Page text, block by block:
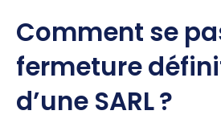
Comment se
fermeture
d’une SARL ?